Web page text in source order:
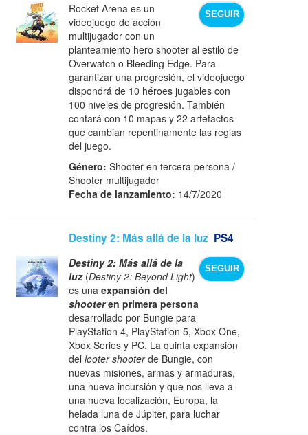
SEGUIR
Rocket Arena es un
videojuego de acción
multijugador con un
planteamiento hero shooter al estilo de
Overwatch o Bleeding Edge. Para
garantizar una progresión, el videojuego
dispondrá de 10 héroes jugables con
100 niveles de progresión. También
contará con 10 mapas y 22 artefactos
que cambian repentinamente las reglas
del juego.
Género: Shooter en tercera persona /
Shooter multijugador
Fecha de lanzamiento: 14/7/2020
Destiny 2: Más allá de la luz PS4
SEGUIR
Destiny 2: Más allá de la
luz(Destiny 2: Beyond Light)
es unaexpansión del
shooteren primera persona
desarrollado por Bungie para
PlayStation 4, PlayStation 5, Xbox One,
Xbox Series y PC. La quinta expansión
dellooter shooterde Bungie, con
nuevas misiones, armas y armaduras,
una nueva incursión y que nos lleva a
una nueva localización, Europa, la
helada luna de Júpiter, para luchar
contra los Caídos.